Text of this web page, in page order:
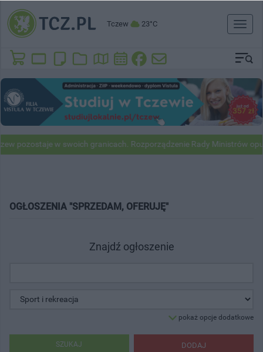
Tczew 23°C
Toggle
pozostaje w swoich granicach. Rozporządzenie Rady Ministrów
OGŁOSZENIA "SPRZEDAM, OFERUJĘ"
Znajdź ogłoszenie
pokaż opcje dodatkowe
DODAJ
SZUKAJ